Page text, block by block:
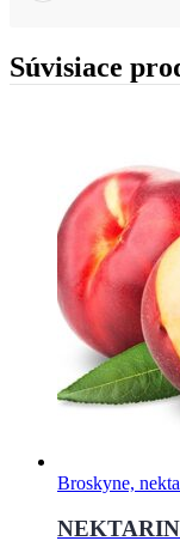
Súvisiace
Broskyne,